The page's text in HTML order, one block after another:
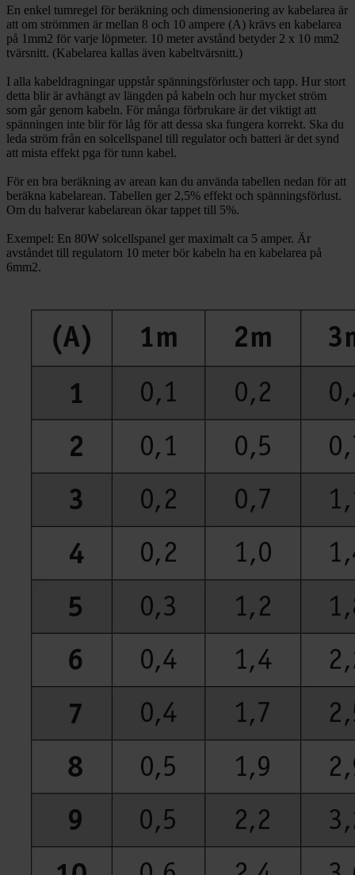
En enkel tumregel för beräkning och dimensionering av kabelarea är
att om strömmen är mellan 8 och 10 ampere (A) krävs en kabelarea
på 1mm2 för varje löpmeter. 10 meter avstånd betyder 2 x 10 mm2
tvärsnitt. (Kabelarea kallas även kabeltvärsnitt.)
I alla kabeldragningar uppstår spänningsförluster och tapp. Hur stort
detta blir är avhängt av längden på kabeln och hur mycket ström
som går genom kabeln. För många förbrukare är det viktigt att
spänningen inte blir för låg för att dessa ska fungera korrekt. Ska du
leda ström från en solcellspanel till regulator och batteri är det synd
att mista effekt pga för tunn kabel.
För en bra beräkning av arean kan du använda tabellen nedan för att
beräkna kabelarean. Tabellen ger 2,5% effekt och spänningsförlust.
Om du halverar kabelarean ökar tappet till 5%.
Exempel: En 80W solcellspanel ger maximalt ca 5 amper. Är
avståndet till regulatorn 10 meter bör kabeln ha en kabelarea på
6mm2.